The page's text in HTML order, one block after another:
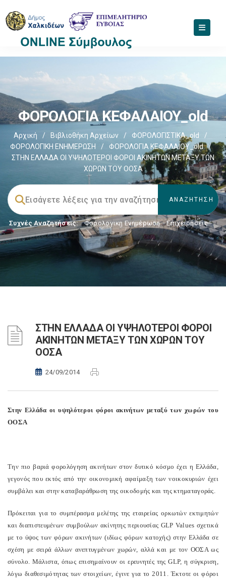
ΦΟΡΟΛΟΓΙΑ ΚΕΦΑΛΑΙΟΥ_old
Αρχική / Βιβλιοθήκη Αρχείων / ΦΟΡΟΛΟΓΙΣΤΙΚΑ_old
/
ΦΟΡΟΛΟΓΙΚΗ ΕΝΗΜΕΡΩΣΗ
/ ΦΟΡΟΛΟΓΙΑ ΚΕΦΑΛΑΙΟΥ_old
/
ΣΤΗΝ ΕΛΛΑΔΑ ΟΙ ΥΨΗΛΟΤΕΡΟΙ ΦΟΡΟΙ ΑΚΙΝΗΤΩΝ ΜΕΤΑΞΥ ΤΩΝ
ΧΩΡΩΝ ΤΟΥ ΟΟΣΑ
Συχνές Αναζητήσεις: Φορολογικη Ενημέρωση, Επιχειρήσεις
ΣΤΗΝ ΕΛΛΑΔΑ ΟΙ ΥΨΗΛΟΤΕΡΟΙ ΦΟΡΟΙ
ΑΚΙΝΗΤΩΝ ΜΕΤΑΞΥ ΤΩΝ ΧΩΡΩΝ ΤΟΥ
ΟΟΣΑ
24/09/2014
Στην Ελλάδα οι υψηλότεροι φόροι ακινήτων μεταξύ των χωρών του
ΟΟΣΑ
Την πιο βαριά φορολόγηση ακινήτων στον δυτικό κόσμο έχει η Ελλάδα,
γεγονός που εκτός από την οικονομική αφαίμαξη των νοικοκυριών έχει
συμβάλει και στην καταβαράθρωση της οικοδομής και της κτηματαγοράς.
Πρόκειται για το συμπέρασμα μελέτης της εταιρείας ορκωτών εκτιμητών
και διαπιστευμένων συμβούλων ακίνητης περιουσίας GLP Values σχετικά
με το ύψος των φόρων ακινήτων (ιδίως φόρων κατοχής) στην Ελλάδα σε
σχέση με σειρά άλλων ανεπτυγμένων χωρών, αλλά και με τον ΟΟΣΑ ως
σύνολο. Μάλιστα, όπως επισημαίνουν οι ερευνητές της GLP, η σύγκριση,
λόγω διαθεσιμότητας των στοιχείων, έγινε για το 2011. Έκτοτε οι φόροι